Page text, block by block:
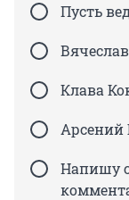
Пусть
Клава
Арсений
Напишу